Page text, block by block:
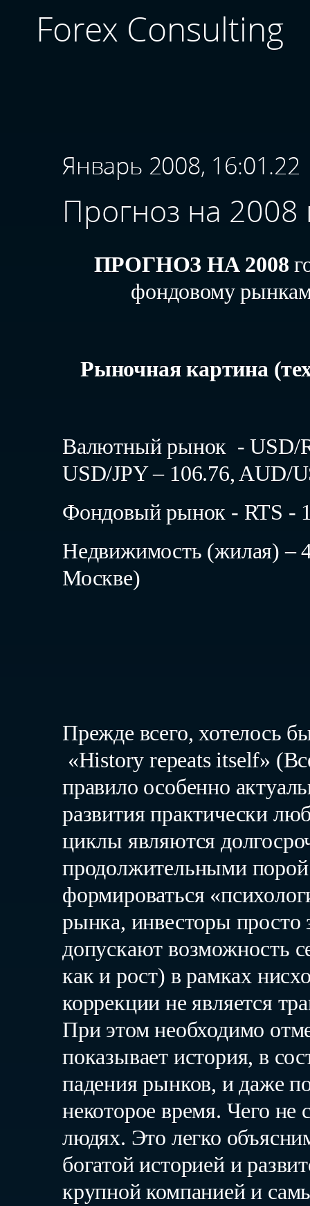
Forex Consulting
Январь 2008, 16:01.22
Прогноз на 2008
ПРОГНОЗ НА 2008
фондовому
Рыночная картина
Валютный рынок - USD/
USD/JPY – 106.76, AUD/
Фондовый рынок - RTS -
Недвижимость (жилая) –
Москве)
Прежде всего, хотелось
«History repeats itself»
правило особенно
развития практически
циклы являются
продолжительными порой
формироваться
рынка, инвесторы просто
допускают возможность
как и рост) в рамках
коррекции не является
При этом необходимо
показывает история, в
падения рынков, и даже
некоторое время. Чего
людях. Это легко
богатой историей и
крупной компанией и